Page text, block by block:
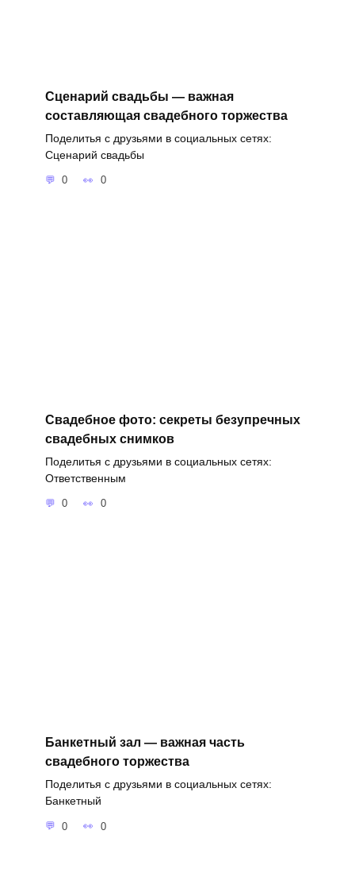
Сценарий свадьбы — важная
составляющая свадебного торжества
Поделитья с друзьями в социальных сетях:
Сценарий свадьбы
0 0
Свадебное фото: секреты безупречных
свадебных снимков
Поделитья с друзьями в социальных сетях:
Ответственным
0 0
Банкетный зал — важная часть
свадебного торжества
Поделитья с друзьями в социальных сетях:
Банкетный
0 0